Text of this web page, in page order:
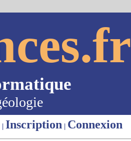
| Inscription | Connexion